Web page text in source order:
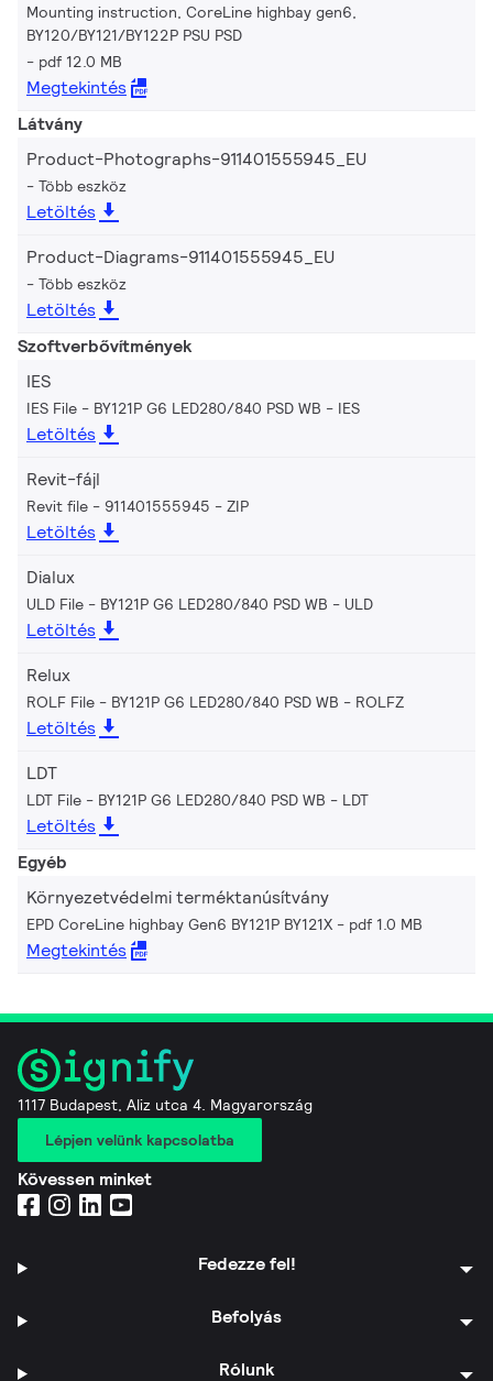
Mounting instruction, CoreLine highbay gen6,
BY120/BY121/BY122P PSU PSD
pdf 12.0 MB
Megtekintés
Látvány
Product-Photographs-911401555945_EU
Több eszköz
Letöltés
Product-Diagrams-911401555945_EU
Több eszköz
Letöltés
Szoftverbővítmények
IES
IES File - BY121P G6 LED280/840 PSD WB IES
Letöltés
Revit-fájl
Revit file - 911401555945 ZIP
Letöltés
Dialux
ULD File - BY121P G6 LED280/840 PSD WB ULD
Letöltés
Relux
ROLF File - BY121P G6 LED280/840 PSD WB ROLFZ
Letöltés
LDT
LDT File - BY121P G6 LED280/840 PSD WB LDT
Letöltés
Egyéb
Környezetvédelmi terméktanúsítvány
EPD CoreLine highbay Gen6 BY121P BY121X pdf 1.0 MB
Megtekintés
1117 Budapest, Aliz utca 4. Magyarország
Lépjen velünk kapcsolatba
Kövessen minket
Fedezze fel!
Befolyás
Rólunk